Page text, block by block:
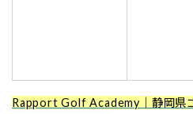
Rapport Golf Academy｜静岡県